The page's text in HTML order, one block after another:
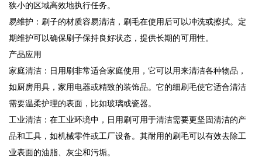
狭小的区域高效地执行任务。
易维护：刷子的材质容易清洁，刷毛在使用后可以冲洗或擦拭。定
期维护可以确保刷子保持良好状态，提供长期的可用性。
产品应用
家庭清洁：日用刷非常适合家庭使用，它可以用来清洁各种物品，
如厨房用具，家用电器或精致的装饰品。它的细刷毛使它适合清洁
需要温柔护理的表面，比如玻璃或瓷器。
工业清洁：在工业环境中，日用刷可用于清洁需要更坚固清洁的产
品和工具，如机械零件或工厂设备。其耐用的刷毛可以有效去除工
业表面的油脂、灰尘和污垢。